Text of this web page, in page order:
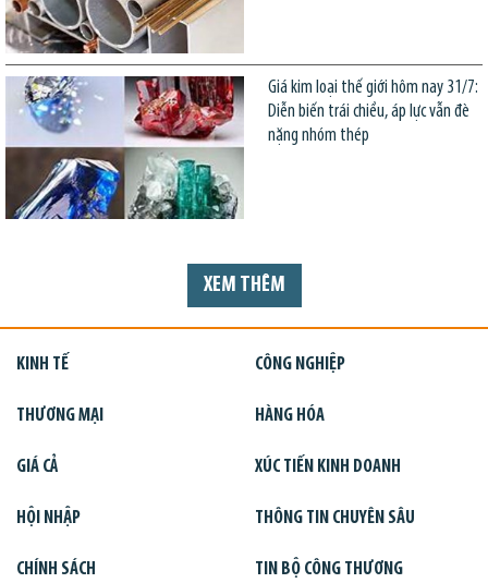
Giá kim loại thế giới hôm nay 31/7:
Diễn biến trái chiều, áp lực vẫn đè
nặng nhóm thép
XEM THÊM
KINH TẾ CÔNG NGHIỆP
THƯƠNG MẠI HÀNG HÓA
GIÁ CẢ XÚC TIẾN KINH DOANH
HỘI NHẬP THÔNG TIN CHUYÊN SÂU
CHÍNH SÁCH TIN BỘ CÔNG THƯƠNG